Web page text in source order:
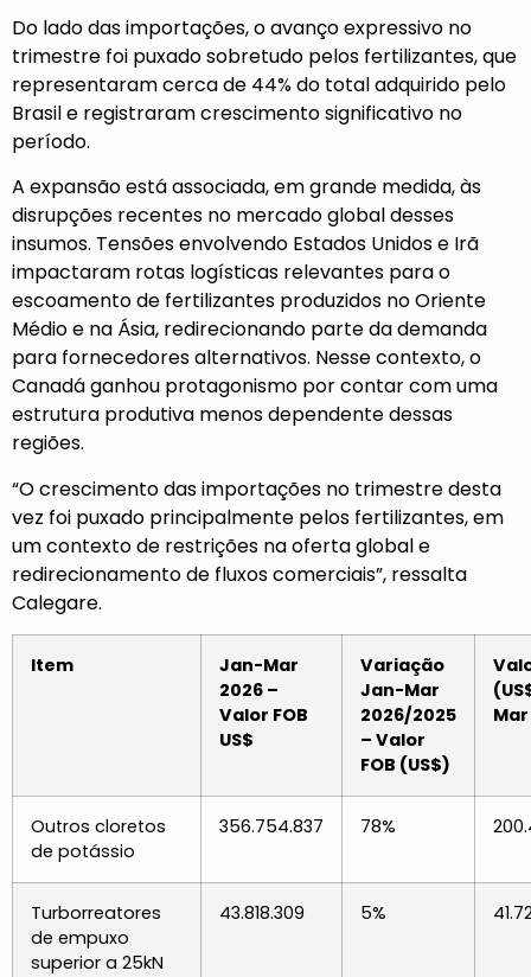
Do lado das importações, o avanço expressivo no
trimestre foi puxado sobretudo pelos fertilizantes, que
representaram cerca de 44% do total adquirido pelo
Brasil e registraram crescimento significativo no
período.
A expansão está associada, em grande medida, às
disrupções recentes no mercado global desses
insumos. Tensões envolvendo Estados Unidos e Irã
impactaram rotas logísticas relevantes para o
escoamento de fertilizantes produzidos no Oriente
Médio e na Ásia, redirecionando parte da demanda
para fornecedores alternativos. Nesse contexto, o
Canadá ganhou protagonismo por contar com uma
estrutura produtiva menos dependente dessas
regiões.
“O crescimento das importações no trimestre desta
vez foi puxado principalmente pelos fertilizantes, em
um contexto de restrições na oferta global e
redirecionamento de fluxos comerciais”, ressalta
Calegare.
Item
Jan-Mar
2026 –
Valor FOB
US$
Variação
Jan-Mar
2026/2025
– Valor
FOB (US$)
Outros cloretos
de potássio
356.754.837 78%
Turborreatores
de empuxo
superior a 25kN
43.818.309 5%